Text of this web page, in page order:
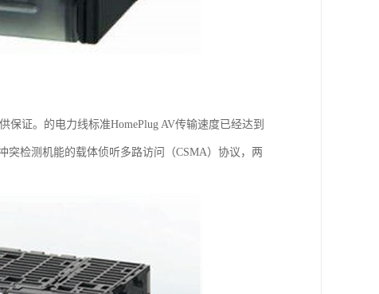
证。的电力线标准HomePlug AV传输速度已经达到
突检测机能的载体侦听多路访问（CSMA）协议，两